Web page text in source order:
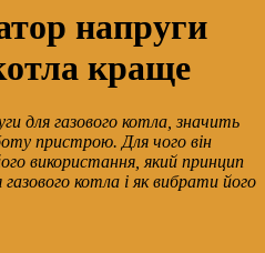
напруги
краще
для газового котла, значить
пристрою. Для чого він
використання, який принцип
газового котла і як вибрати його